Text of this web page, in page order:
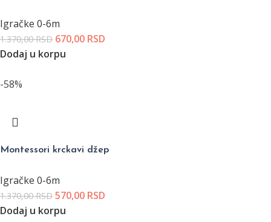
Igračke 0-6m
1.370,00RSD 670,00 RSD
Dodaj u korpu
-58%
Montessori krckavi džep
Igračke 0-6m
1.370,00RSD 570,00 RSD
Dodaj u korpu